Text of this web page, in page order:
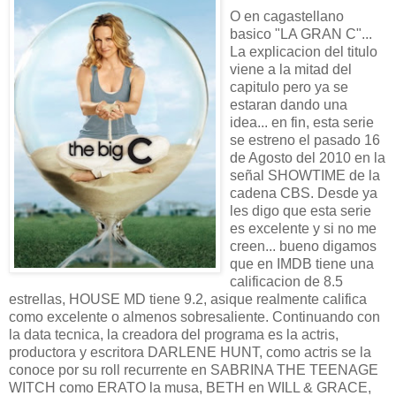
O en cagastellano
basico "LA GRAN C"...
La explicacion del titulo
viene a la mitad del
capitulo pero ya se
estaran dando una
idea... en fin, esta serie
se estreno el pasado 16
de Agosto del 2010 en la
señal SHOWTIME de la
cadena CBS. Desde ya
les digo que esta serie
es excelente y si no me
creen... bueno digamos
que en IMDB tiene una
calificacion de 8.5
estrellas, HOUSE MD tiene 9.2, asique realmente califica
como excelente o almenos sobresaliente. Continuando con
la data tecnica, la creadora del programa es la actris,
productora y escritora DARLENE HUNT, como actris se la
conoce por su roll recurrente en SABRINA THE TEENAGE
WITCH como ERATO la musa, BETH en WILL & GRACE,